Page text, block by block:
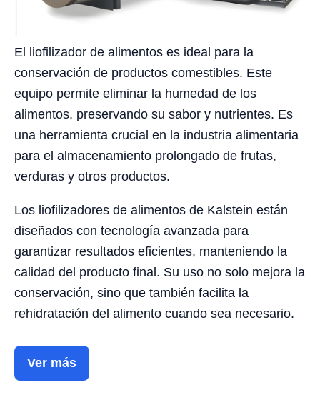
El liofilizador de alimentos es ideal para la
conservación de productos comestibles. Este
equipo permite eliminar la humedad de los
alimentos, preservando su sabor y nutrientes. Es
una herramienta crucial en la industria alimentaria
para el almacenamiento prolongado de frutas,
verduras y otros productos.
Los liofilizadores de alimentos de Kalstein están
diseñados con tecnología avanzada para
garantizar resultados eficientes, manteniendo la
calidad del producto final. Su uso no solo mejora la
conservación, sino que también facilita la
rehidratación del alimento cuando sea necesario.
Ver más